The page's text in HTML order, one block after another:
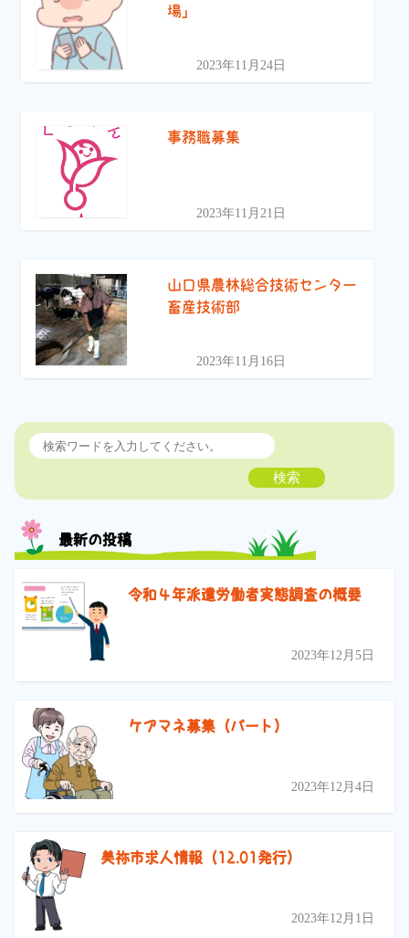
場」
2023年11月24日
事務職募集
2023年11月21日
山口県農林総合技術センター
畜産技術部
2023年11月16日
検索
最新の投稿
令和４年派遣労働者実態調査の概要
2023年12月5日
ケアマネ募集（パート）
2023年12月4日
美祢市求人情報（12.01発行）
2023年12月1日